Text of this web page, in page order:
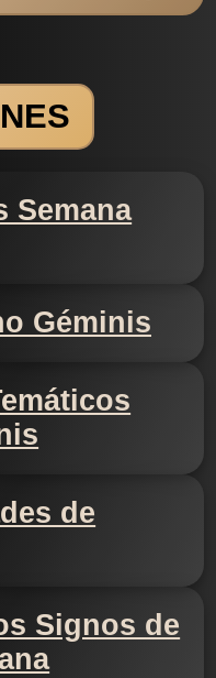
Semana
Géminis
de
Signos de